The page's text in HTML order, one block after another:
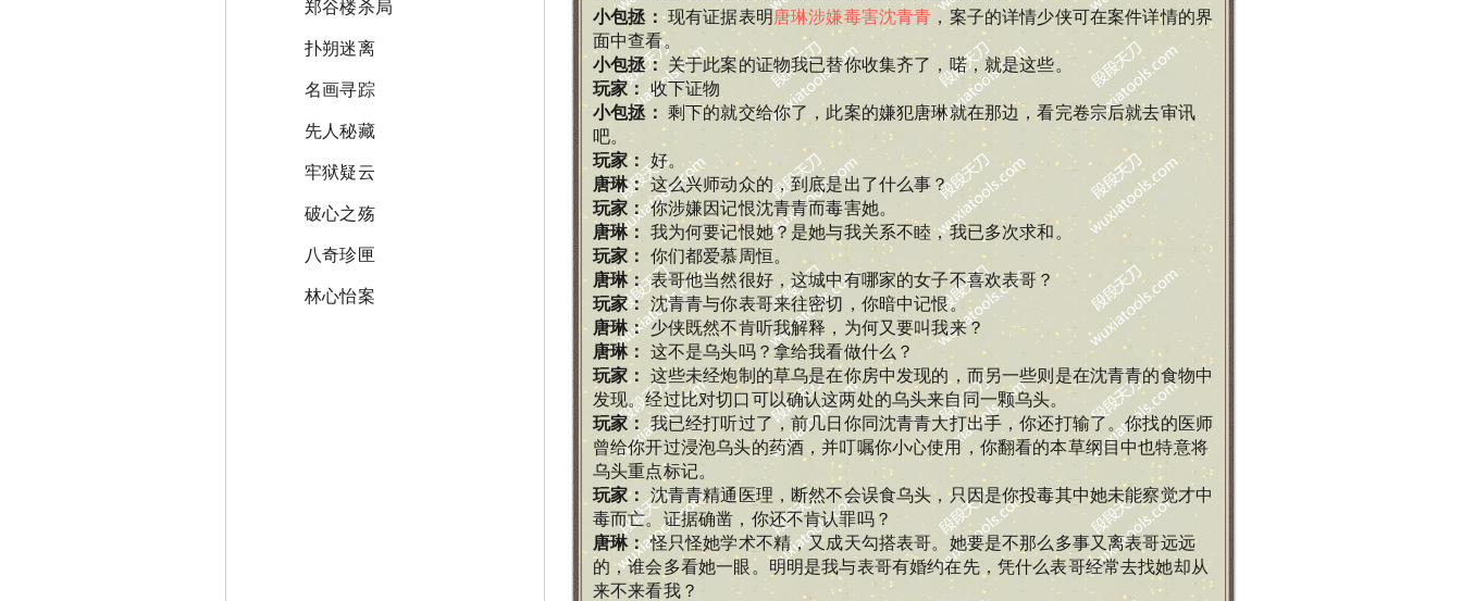
郑谷楼杀局
扑朔迷离
名画寻踪
先人秘藏
牢狱疑云
破心之殇
八奇珍匣
林心怡案
小包拯： 现有证据表明唐琳涉嫌毒害沈青青 ，案子的详情少侠可在案件详情的界
面中查看。
小包拯： 关于此案的证物我已替你收集齐了，喏，就是这些。
玩家： 收下证物
小包拯： 剩下的就交给你了，此案的嫌犯唐琳就在那边，看完卷宗后就去审讯
吧。
玩家： 好。
唐琳： 这么兴师动众的，到底是出了什么事？
玩家 ： 你涉嫌因记恨沈青青而毒害她。
唐琳： 我为何要记恨她？是她与我关系不睦，我已多次求和。
玩家： 你们都爱慕周恒。
唐琳： 表哥他当然很好，这城中有哪家的女子不喜欢表哥？
玩家： 沈青青与你表哥来往密切，你暗中记恨。
唐琳： 少侠既然不肯听我解释，为何又要叫我来？
唐琳： 这不是乌头吗？拿给我看做什么？
玩家 ： 这些未经炮制的草乌是在你房中发现的，而另一些则是在沈青青的食物中
发现。经过比对切口可以确认这两处的乌头来自同一颗乌头。
玩家： 我已经打听过了，前几日你同沈青青大打出手，你还打输了。你找的医师
曾给你开过浸泡乌头的药酒，并叮嘱你小心使用，你翻看的本草纲目中也特意将
乌头重点标记。
玩家： 沈青青精通医理，断然不会误食乌头，只因是你投毒其中她未能察觉才中
毒而亡。证据确凿，你还不肯认罪吗？
唐琳： 怪只怪她学术不精，又成天勾搭表哥。她要是不那么多事又离表哥远远
的，谁会多看她一眼。明明是我与表哥有婚约在先，凭什么表哥经常去找她却从
来不来看我？